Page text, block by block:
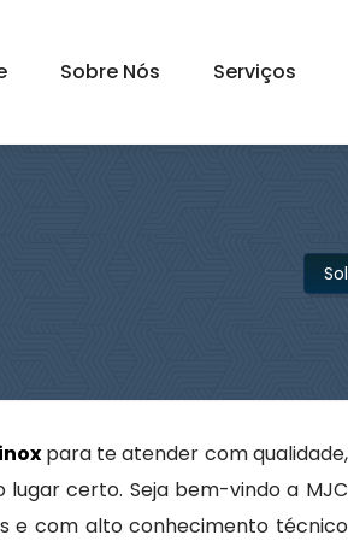
Sobre Nós Serviços
para te atender com qualidade,
certo. Seja bem-vindo a MJC
e com alto conhecimento técnico